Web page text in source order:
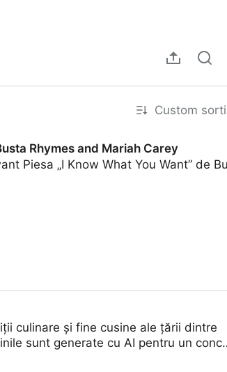
Custom
Rhymes and Mariah Carey
Piesa „I Know What You Want” de
culinare și fine cusine ale țării dintre
sunt generate cu AI pentru un